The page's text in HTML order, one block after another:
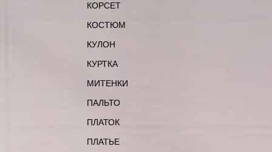
КОРСЕТ
КОСТЮМ
КУЛОН
КУРТКА
МИТЕНКИ
ПАЛЬТО
ПЛАТОК
ПЛАТЬЕ